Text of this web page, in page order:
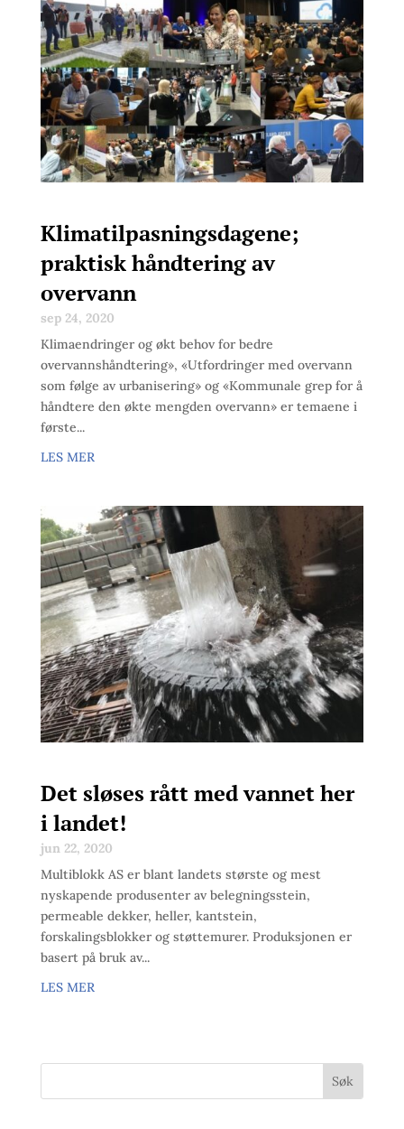
Klimatilpasningsdagene;
praktisk håndtering av
overvann
sep 24, 2020
Klimaendringer og økt behov for bedre
overvannshåndtering», «Utfordringer med overvann
som følge av urbanisering» og «Kommunale grep for å
håndtere den økte mengden overvann» er temaene i
første...
LES MER
Det sløses rått med vannet her
i landet!
jun 22, 2020
Multiblokk AS er blant landets største og mest
nyskapende produsenter av belegningsstein,
permeable dekker, heller, kantstein,
forskalingsblokker og støttemurer. Produksjonen er
basert på bruk av...
LES MER